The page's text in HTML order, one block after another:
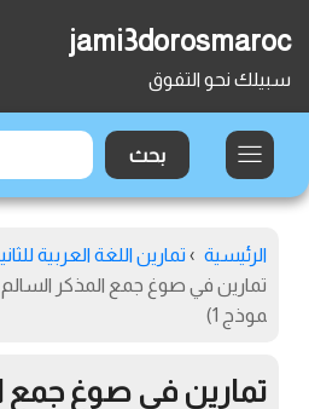
jami3dorosmaroc
سبيلك نحو التفوق
الرئيسية › تمارين اللغة العربية
تمارين في صوغ جمع المذكر السالم
موذج 1)
تمارين في صوغ جمع